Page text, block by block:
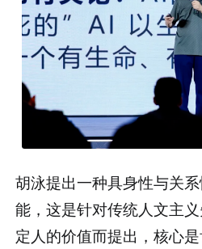
胡泳提出一种具身性与关
能，这是针对传统人文主
定人的价值而提出，核心